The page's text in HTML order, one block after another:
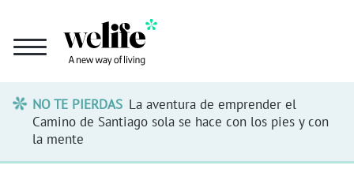
NO TE PIERDAS La aventura de emprender el
Camino de Santiago sola se hace con los pies y con
la mente